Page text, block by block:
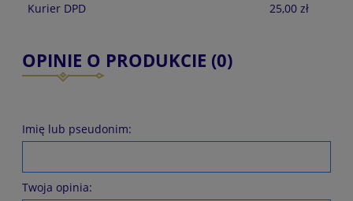
Kurier DPD 25,00 zł
OPINIE O PRODUKCIE (0)
Imię lub pseudonim:
Twoja opinia: